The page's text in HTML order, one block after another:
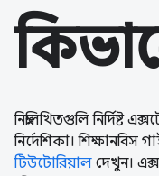
নিম্নলিখিতগুলি
নির্দেশিকা।
টিউটোরিয়াল দেখুন।